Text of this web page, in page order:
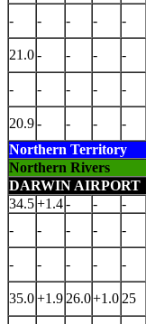
- - - - -
21.0- - - -
- - - - -
20.9- - - -
Northern Territory
Northern Rivers
DARWIN AIRPORT
34.5+1.4- - -
-
- - - -
- - - - -
35.0+1.9 26.0+1.0 25